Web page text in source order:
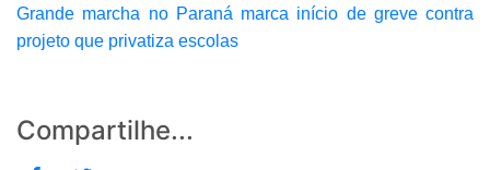
Grande marcha no Paraná marca início de greve contra
projeto que privatiza escolas
Compartilhe...